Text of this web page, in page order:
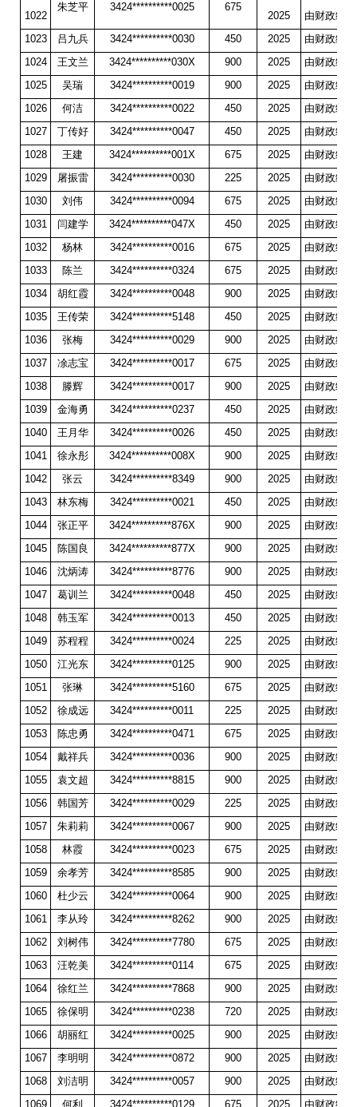
1022
朱芝平 3424**********0025 675
2025
由财政统
1023
吕九兵 3424**********0030 450 2025
由财政统
1024
王文兰 3424**********030X 900 2025
由财政统
1025
吴瑞 3424**********0019 900 2025
由财政统
1026
何洁 3424**********0022 450 2025
由财政统
1027
丁传好 3424**********0047 450 2025
由财政统
1028
王建 3424**********001X 675 2025
由财政统
1029
屠振雷 3424**********0030 225 2025
由财政统
1030
刘伟 3424**********0094 675 2025
由财政统
1031
闫建学 3424**********047X 450 2025
由财政统
1032
杨林 3424**********0016 675 2025
由财政统
1033
陈兰 3424**********0324 675 2025
由财政统
1034
胡红霞 3424**********0048 900 2025
由财政统
1035
王传荣 3424**********5148 450 2025
由财政统
1036
张梅 3424**********0029 900 2025
由财政统
1037
凃志宝 3424**********0017 675 2025
由财政统
1038
滕辉 3424**********0017 900 2025
由财政统
1039
金海勇 3424**********0237 450 2025
由财政统
1040
王月华 3424**********0026 450 2025
由财政统
1041
徐永彤 3424**********008X 900 2025
由财政统
1042
张云 3424**********8349 900 2025
由财政统
1043
林东梅 3424**********0021 450 2025
由财政统
1044
张正平 3424**********876X 900 2025
由财政统
1045
陈国良 3424**********877X 900 2025
由财政统
1046
沈炳涛 3424**********8776 900 2025
由财政统
1047
葛训兰 3424**********0048 450 2025
由财政统
1048
韩玉军 3424**********0013 450 2025
由财政统
1049
苏程程 3424**********0024 225 2025
由财政统
1050
江光东 3424**********0125 900 2025
由财政统
1051
张琳 3424**********5160 675 2025
由财政统
1052
徐成远 3424**********0011 225 2025
由财政统
1053
陈忠勇 3424**********0471 675 2025
由财政统
1054
戴祥兵 3424**********0036 900 2025
由财政统
1055
袁文超 3424**********8815 900 2025
由财政统
1056
韩国芳 3424**********0029 225 2025
由财政统
1057
朱莉莉 3424**********0067 900 2025
由财政统
1058
林霞 3424**********0023 675 2025
由财政统
1059
余孝芳 3424**********8585 900 2025
由财政统
1060
杜少云 3424**********0064 900 2025
由财政统
1061
李从玲 3424**********8262 900 2025
由财政统
1062
刘树伟 3424**********7780 675 2025
由财政统
1063
汪乾美 3424**********0114 675 2025
由财政统
1064
徐红兰 3424**********7868 900 2025
由财政统
1065
徐保明 3424**********0238 720 2025
由财政统
1066
胡丽红 3424**********0025 900 2025
由财政统
1067
李明明 3424**********0872 900 2025
由财政统
1068
刘洁明 3424**********0057 900 2025
由财政统
1069
何利 3424**********0129 675 2025 由财政统